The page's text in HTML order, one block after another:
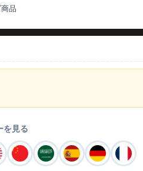
品
を見る